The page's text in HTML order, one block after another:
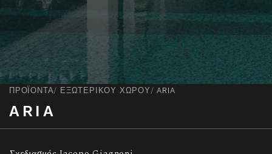
ΠΡΟΪΌΝΤΑ ΕΞΩΤΕΡΙΚΟΥ ΧΩΡΟΥ ARIA
ARIA